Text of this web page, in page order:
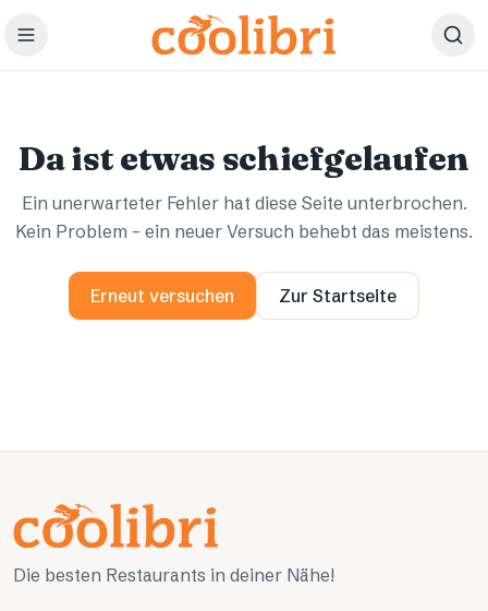
Zum Hauptinhalt springen
Da ist etwas schiefgelaufen
Ein unerwarteter Fehler hat diese Seite unterbrochen.
Kein Problem – ein neuer Versuch behebt das meistens.
Erneut versuchen Zur Startseite
Die besten Restaurants in deiner Nähe!